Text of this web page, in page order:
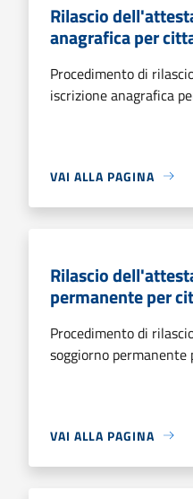
Rilascio
anagrafica per
Procedimento di
iscrizione anagrafica
VAI ALLA PAGINA
Rilascio
permanente per
Procedimento di
soggiorno
VAI ALLA PAGINA